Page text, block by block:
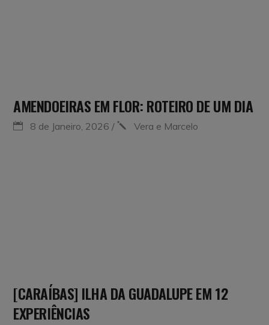
AMENDOEIRAS EM FLOR: ROTEIRO DE UM DIA
8 de Janeiro, 2026 Vera e Marcelo
[CARAÍBAS] ILHA DA GUADALUPE EM 12
EXPERIÊNCIAS